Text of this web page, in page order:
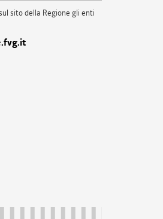
sito della Regione gli enti